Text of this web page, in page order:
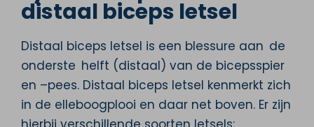
distaal biceps letsel
Distaal biceps letsel is een blessure aan de
onderste helft (distaal) van de bicepsspier
en –pees. Distaal biceps letsel kenmerkt zich
in de elleboogplooi en daar net boven. Er zijn